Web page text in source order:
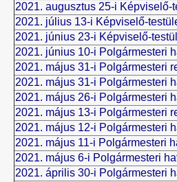
2021. augusztus 25-i
2021. július 13-i Képviselő-
2021. június 23-i Képviselő-
2021. június 10-i Polgármesteri
2021. május 31-i Polgármesteri
2021. május 31-i Polgármesteri
2021. május 26-i Polgármesteri
2021. május 13-i Polgármesteri
2021. május 12-i Polgármesteri
2021. május 11-i Polgármesteri
2021. május 6-i Polgármesteri
2021. április 30-i Polgármesteri